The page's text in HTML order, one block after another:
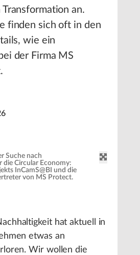
an.
finden sich oft in den
wie ein
der Firma MS
Suche nach
Circular Economy:
InCamS@BI und die
von MS Protect.
hat aktuell in
etwas an
Wir wollen die